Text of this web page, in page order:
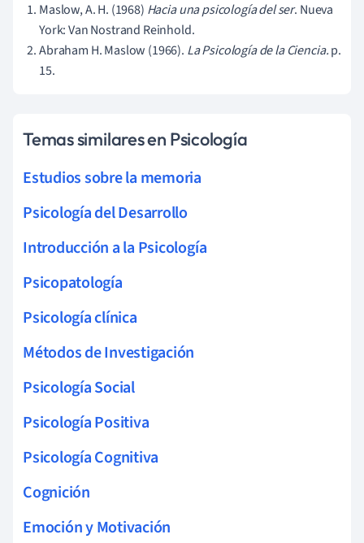
Maslow, A. H. (1968) Hacia una psicología del ser. Nueva
York: Van Nostrand Reinhold.
Abraham H. Maslow (1966). La Psicología de la Ciencia.p.
15.
Temas similares en Psicología
Estudios sobre la memoria
Psicología del Desarrollo
Introducción a la Psicología
Psicopatología
Psicología clínica
Métodos de Investigación
Psicología Social
Psicología Positiva
Psicología Cognitiva
Cognición
Emoción y Motivación